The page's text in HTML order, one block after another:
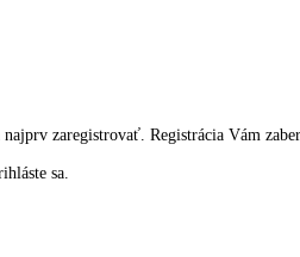
zaregistrovať. Registrácia Vám
sa.